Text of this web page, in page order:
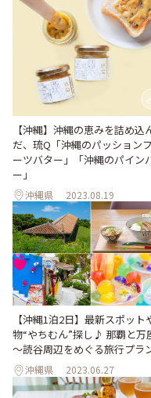
【沖縄】沖縄の恵みを詰め込
だ、琉Q「沖縄のパッション
ーツバター」「沖縄のパイン
ー」
沖縄県 2023.08.19
【沖縄1泊2日】最新スポット
物“やちむん”探し♪ 那覇と万
～読谷周辺をめぐる旅行プラ
沖縄県 2023.06.27